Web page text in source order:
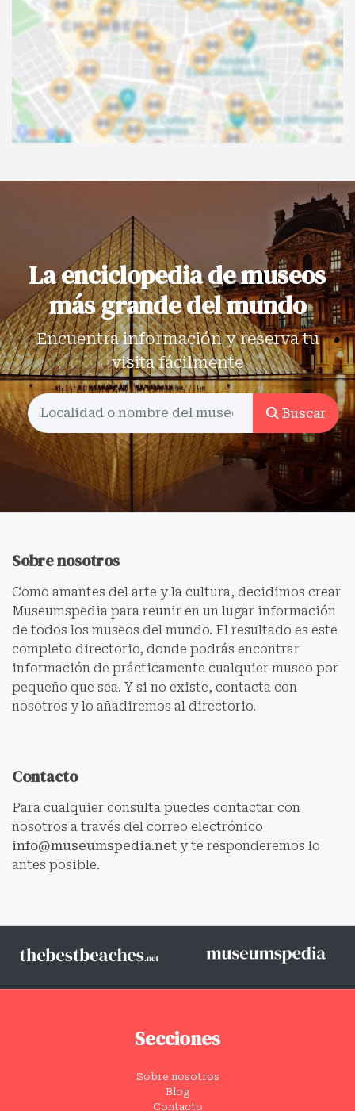
La enciclopedia de museos
más grande del mundo
Encuentra información y reserva tu
visita fácilmente
Buscar
Sobre nosotros
Como amantes del arte y la cultura, decidimos crear
Museumspedia para reunir en un lugar información
de todos los museos del mundo. El resultado es este
completo directorio, donde podrás encontrar
información de prácticamente cualquier museo por
pequeño que sea. Y si no existe, contacta con
nosotros y lo añadiremos al directorio.
Contacto
Para cualquier consulta puedes contactar con
nosotros a través del correo electrónico
info@museumspedia.net y te responderemos lo
antes posible.
Secciones
Sobre nosotros
Blog
Contacto